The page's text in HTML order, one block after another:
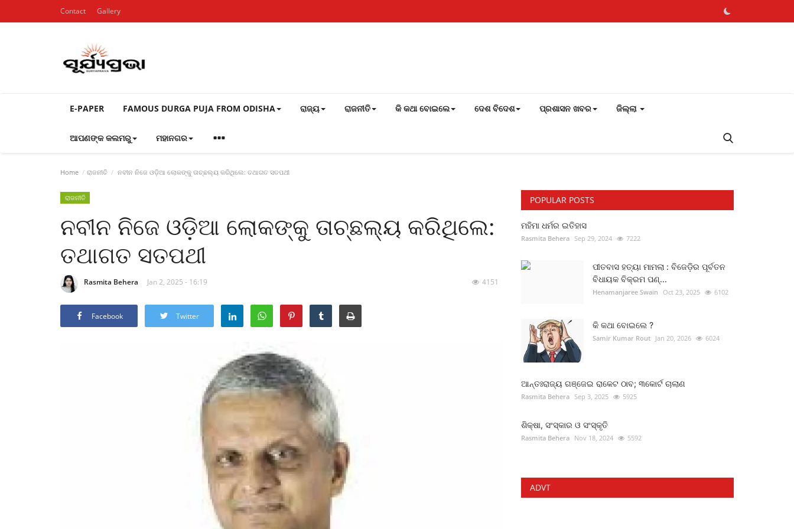
Contact Gallery
E-PAPER FAMOUS DURGA PUJA FROM ODISHA ରାଜ୍ୟ ରାଜନୀତି କି କଥା ବୋଇଲେ ଦେଶ ବିଦେଶ ପ୍ରଶାସନ ଖବର ଜିଲ୍ଲା
ଆପଣଙ୍କ କଲମରୁ ମହାନଗର
Home ରାଜନୀତି ନବୀନ ନିଜେ ଓଡ଼ିଆ ଲୋକଙ୍କୁ ତାଚ୍ଛଲ୍ୟ କରିଥିଲେ: ତଥାଗତ ସତପଥୀ
ରାଜନୀତି
ନବୀନ ନିଜେ ଓଡ଼ିଆ ଲୋକଙ୍କୁ ତାଚ୍ଛଲ୍ୟ କରିଥିଲେ:
ତଥାଗତ ସତପଥୀ
Rasmita Behera Jan 2, 2025 - 16:19 4151
Facebook Twitter
POPULAR POSTS
ମହିମା ଧର୍ମର ଇତିହାସ
Rasmita Behera Sep 29, 2024 7222
ପୀତବାସ ହତ୍ୟା ମାମଲା : ବିଜେଡ଼ିର ପୂର୍ବତନ
ବିଧାୟକ ବିକ୍ରମ ପଣ୍...
Henamanjaree Swain Oct 23, 2025 6102
କି କଥା ବୋଇଲେ ?
Samir Kumar Rout Jan 20, 2026 6024
ଆନ୍ତଃରାଜ୍ୟ ଗଞ୍ଜେଇ ରାକେଟ ଠାବ; ୩କୋର୍ଟ ଚାଲାଣ
Rasmita Behera Sep 3, 2025 5925
ଶିକ୍ଷା, ସଂସ୍କାର ଓ ସଂସ୍କୃତି
Rasmita Behera Nov 18, 2024 5592
ADVT